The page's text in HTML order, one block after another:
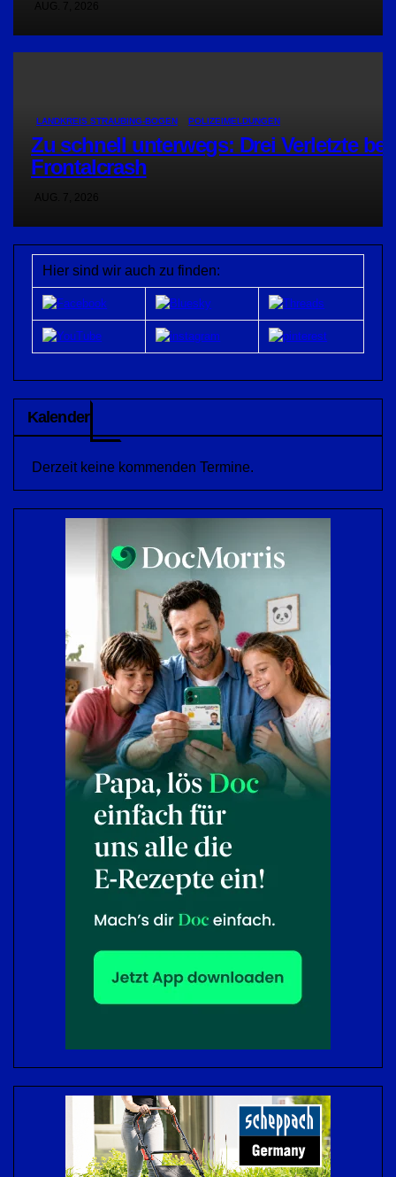
LANDKREIS STRAUBING-BOGEN POLIZEIMELDUNGEN
Zu schnell unterwegs: Drei Verletzte bei
Frontalcrash
Hier sind wir auch zu finden:
Kalender
Derzeit keine kommenden Termine.